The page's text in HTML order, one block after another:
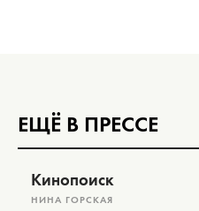
ЕЩЁ В ПРЕССЕ
Кинопоиск
НИНА ГОРСКАЯ